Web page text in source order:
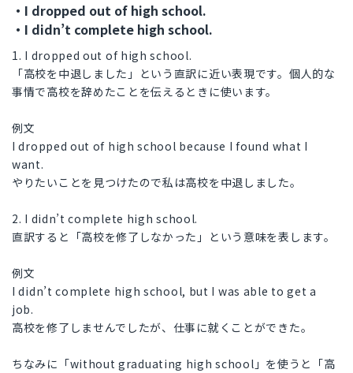
・I dropped out of high school.
・I didn’t complete high school.
1. I dropped out of high school.
「高校を中退しました」という直訳に近い表現です。個人的な
事情で高校を辞めたことを伝えるときに使います。
例文
I dropped out of high school because I found what I
want.
やりたいことを見つけたので私は高校を中退しました。
2. I didn’t complete high school.
直訳すると「高校を修了しなかった」という意味を表します。
例文
I didn’t complete high school, but I was able to get a
job.
高校を修了しませんでしたが、仕事に就くことができた。
ちなみに「without graduating high school」を使うと「高